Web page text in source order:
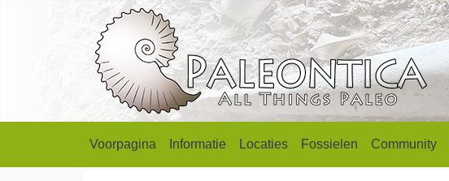
Voorpagina Informatie Locaties Fossielen Community